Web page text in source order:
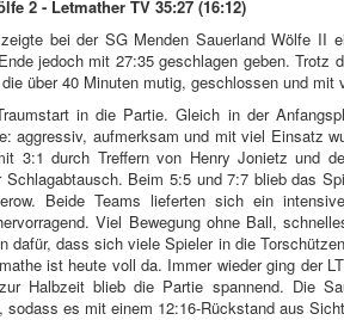
2 - Letmather TV 35:27 (16:12)
bei der SG Menden Sauerland Wölfe II
jedoch mit 27:35 geschlagen geben. Trotz
über 40 Minuten mutig, geschlossen und mit
in die Partie. Gleich in der
aggressiv, aufmerksam und mit viel Einsatz
3:1 durch Treffern von Henry Jonietz und
Beim 5:5 und 7:7 blieb das
Beide Teams lieferten sich ein
Viel Bewegung ohne Ball,
dafür, dass sich viele Spieler in die
ist heute voll da. Immer wieder ging der
Halbzeit blieb die Partie spannend. Die
sodass es mit einem 12:16-Rückstand aus